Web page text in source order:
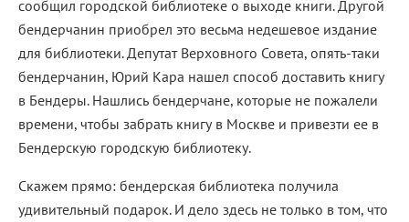
сообщил городской библиотеке о выходе книги. Другой
бендерчанин приобрел это весьма недешевое издание
для библиотеки. Депутат Верховного Совета, опять-таки
бендерчанин, Юрий Кара нашел способ доставить книгу
в Бендеры. Нашлись бендерчане, которые не пожалели
времени, чтобы забрать книгу в Москве и привезти ее в
Бендерскую городскую библиотеку.
Скажем прямо: бендерская библиотека получила
удивительный подарок. И дело здесь не только в том, что